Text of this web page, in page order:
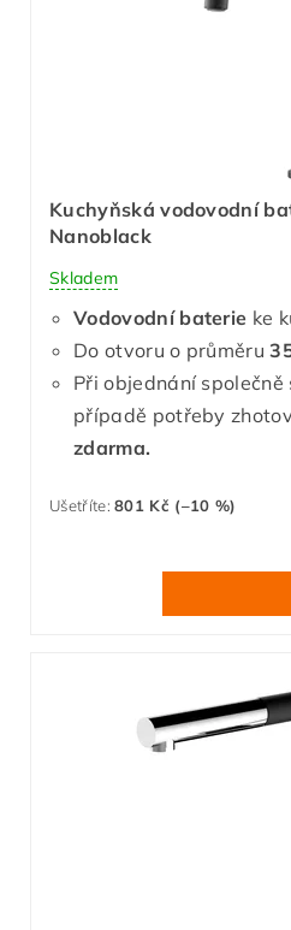
Kuchyňská vodovodní
Nanoblack
Skladem
Vodovodní baterie ke
Do otvoru o průměru
Při objednání společně
případě potřeby
zdarma.
Ušetříte:801 Kč (–10 %)